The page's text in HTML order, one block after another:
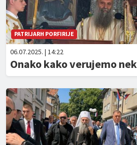
PATRIJARH PORFIRIJE
06.07.2025. | 14:22
Onako kako verujemo